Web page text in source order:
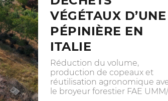
VÉGÉTAUX D’UNE
PÉPINIÈRE EN
ITALIE
Réduction du volume,
production de copeaux et
réutilisation agronomique
le broyeur forestier FAE